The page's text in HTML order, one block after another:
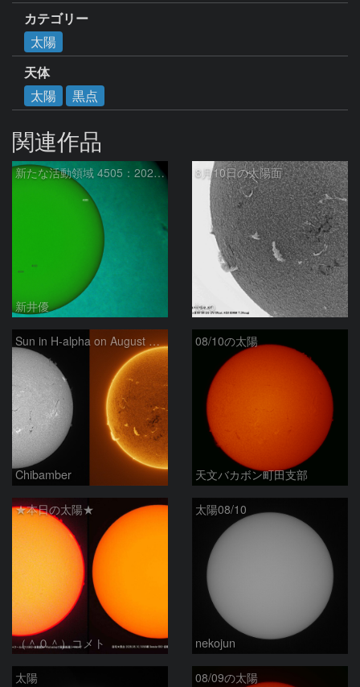
カテゴリー
太陽
天体
太陽
黒点
関連作品
新たな活動領域 4505：2026/08/10
新井優
8月10日の太陽面
ta-o
Sun in H-alpha on August 10, 2026
Chibamber
08/10の太陽
天文バカボン町田支部
★本日の太陽★
（＾０＾）コメト
太陽08/10
nekojun
太陽 08/09の太陽